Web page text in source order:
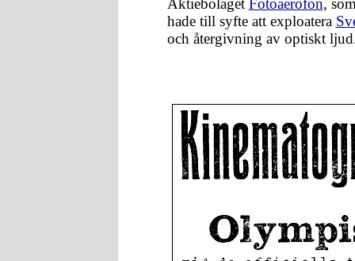
Aktiebolaget Fotoaerofon,
hade till syfte att exploatera
och återgivning av optiskt